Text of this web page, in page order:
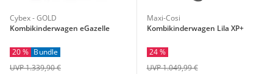
Cybex - GOLD
Kombikinderwagen eGazelle
20 % Bundle
UVP 1.339,90 €
Maxi-Cosi
Kombikinderwagen Lila XP+
24 %
UVP 1.049,99 €